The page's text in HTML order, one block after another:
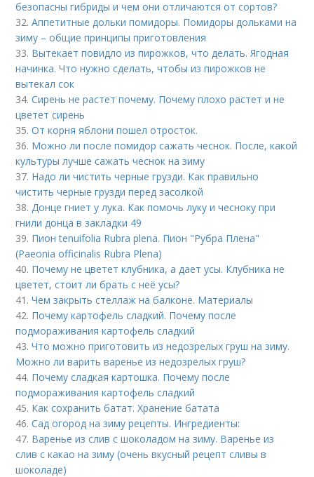
безопасны гибриды и чем они отличаются от сортов?
32.Аппетитные дольки помидоры. Помидоры дольками на
зиму – общие принципы приготовления
33. Вытекает повидло из пирожков, что делать. Ягодная
начинка. Что нужно сделать, чтобы из пирожков не
вытекал сок
34.Сирень не растет почему. Почему плохо растет и не
цветет сирень
35.От корня яблони пошел отросток.
36. Можно ли после помидор сажать чеснок. После, какой
культуры лучше сажать чеснок на зиму
37. Надо ли чистить черные грузди. Как правильно
чистить черные грузди перед засолкой
38. Донце гниет у лука. Как помочь луку и чесноку при
гнили донца в закладки 49
39. Пион tenuifolia Rubra plena. Пион "Рубра Плена"
(Paeonia officinalis Rubra Plena)
40. Почему не цветет клубника, а дает усы. Клубника не
цветет, стоит ли брать с неё усы?
41.Чем закрыть стеллаж на балконе. Материалы
42. Почему картофель сладкий. Почему после
подмораживания картофель сладкий
43.Что можно приготовить из недозрелых груш на зиму.
Можно ли варить варенье из недозрелых груш?
44. Почему сладкая картошка. Почему после
подмораживания картофель сладкий
45. Как сохранить батат. Хранение батата
46.Сад огород на зиму рецепты. Ингредиенты:
47. Варенье из слив с шоколадом на зиму. Варенье из
слив с какао на зиму (очень вкусный рецепт сливы в
шоколаде)